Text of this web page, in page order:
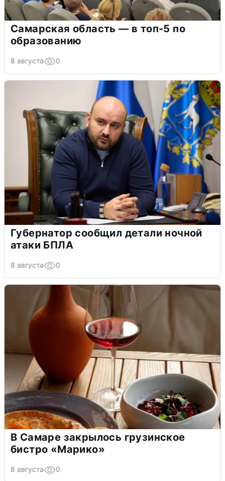
Самарская область — в топ-5 по
образованию
8 августа 0
Губернатор сообщил детали ночной
атаки БПЛА
8 августа 0
В Самаре закрылось грузинское
бистро «Марико»
8 августа 0